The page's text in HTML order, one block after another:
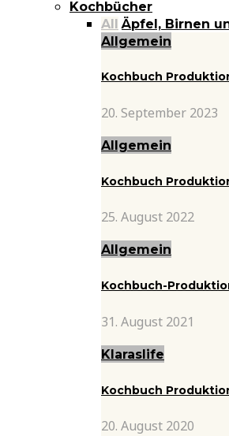
Kochbücher
All Äpfel, Birnen
Allgemein
Kochbuch
20. September 2023
Allgemein
Kochbuch
25. August 2022
Allgemein
Kochbuch-
31. August 2021
Klaraslife
Kochbuch
20. August 2020